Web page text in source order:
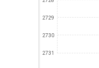
2729
2730
2731